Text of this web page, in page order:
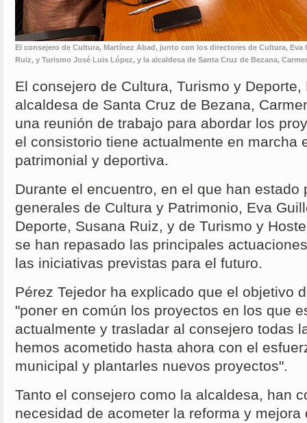
El consejero de Cultura, Martínez Abad, junto con los directores de Cultura,
Ruiz, y Turismo José Luis López, y la alcaldesa de Santa Cruz de Bezana,
El consejero de Cultura, Turismo y
alcaldesa de Santa Cruz de Bezana,
una reunión de trabajo para abordar los
el consistorio tiene actualmente en marcha
patrimonial y deportiva.
Durante el encuentro, en el que han estado
generales de Cultura y Patrimonio, Eva
Deporte, Susana Ruiz, y de Turismo y
se han repasado las principales
las iniciativas previstas para el futuro.
Pérez Tejedor ha explicado que el objetivo
"poner en común los proyectos en los que
actualmente y trasladar al consejero todas
hemos acometido hasta ahora con el
municipal y plantarles nuevos proyectos".
Tanto el consejero como la alcaldesa, han
necesidad de acometer la reforma y